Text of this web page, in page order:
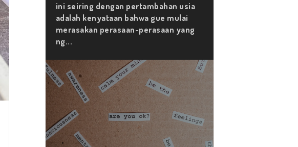
ini seiring dengan pertambahan usia
adalah kenyataan bahwa gue mulai
merasakan perasaan-perasaan yang
ng...